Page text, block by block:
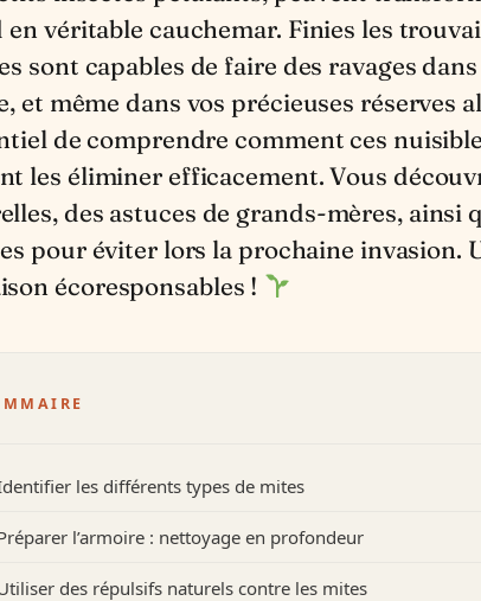
véritable cauchemar. Finies les
sont capables de faire des ravages
et même dans vos précieuses réserves
de comprendre comment ces
les éliminer efficacement. Vous
des astuces de grands-mères, ainsi
pour éviter lors la prochaine invasion.
écoresponsables !
les différents types de mites
l’armoire : nettoyage en profondeur
des répulsifs naturels contre les mites